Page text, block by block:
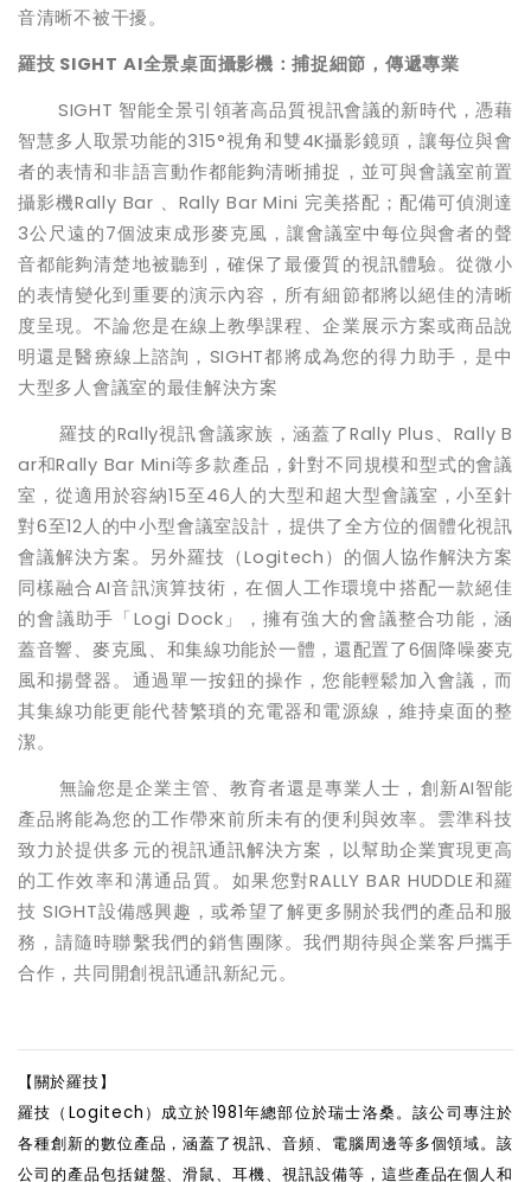
音清晰不被干擾。
羅技 SIGHT AI全景桌面攝影機：捕捉細節，傳遞專業
SIGHT 智能全景引領著高品質視訊會議的新時代，憑藉
智慧多人取景功能的315°視角和雙4K攝影鏡頭，讓每位與會
者的表情和非語言動作都能夠清晰捕捉，並可與會議室前置
攝影機Rally Bar 、Rally Bar Mini 完美搭配；配備可偵測達
3公尺遠的7個波束成形麥克風，讓會議室中每位與會者的聲
音都能夠清楚地被聽到，確保了最優質的視訊體驗。從微小
的表情變化到重要的演示內容，所有細節都將以絕佳的清晰
度呈現。不論您是在線上教學課程、企業展示方案或商品說
明還是醫療線上諮詢，SIGHT都將成為您的得力助手，是中
大型多人會議室的最佳解決方案
羅技的Rally視訊會議家族，涵蓋了Rally Plus、Rally B
ar和Rally Bar Mini等多款產品，針對不同規模和型式的會議
室，從適用於容納15至46人的大型和超大型會議室，小至針
對6至12人的中小型會議室設計，提供了全方位的個體化視訊
會議解決方案。另外羅技（Logitech）的個人協作解決方案
同樣融合AI音訊演算技術，在個人工作環境中搭配一款絕佳
的會議助手「Logi Dock」，擁有強大的會議整合功能，涵
蓋音響、麥克風、和集線功能於一體，還配置了6個降噪麥克
風和揚聲器。通過單一按鈕的操作，您能輕鬆加入會議，而
其集線功能更能代替繁瑣的充電器和電源線，維持桌面的整
潔。
無論您是企業主管、教育者還是專業人士，創新AI智能
產品將能為您的工作帶來前所未有的便利與效率。雲準科技
致力於提供多元的視訊通訊解決方案，以幫助企業實現更高
的工作效率和溝通品質。如果您對RALLY BAR HUDDLE和羅
技 SIGHT設備感興趣，或希望了解更多關於我們的產品和服
務，請隨時聯繫我們的銷售團隊。我們期待與企業客戶攜手
合作，共同開創視訊通訊新紀元。
【關於羅技】
羅技（Logitech）成立於1981年總部位於瑞士洛桑。該公司專注於
各種創新的數位產品，涵蓋了視訊、音頻、電腦周邊等多個領域。該
公司的產品包括鍵盤、滑鼠、耳機、視訊設備等，這些產品在個人和